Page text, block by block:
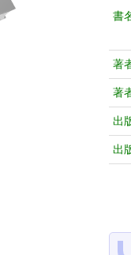
書
著
著
出
出